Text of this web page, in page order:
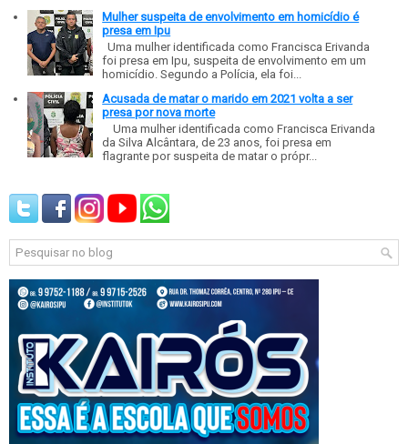
Mulher suspeita de envolvimento em homicídio é
presa em Ipu
Uma mulher identificada como Francisca Erivanda
foi presa em Ipu, suspeita de envolvimento em um
homicídio. Segundo a Polícia, ela foi...
Acusada de matar o marido em 2021 volta a ser
presa por nova morte
Uma mulher identificada como Francisca Erivanda
da Silva Alcântara, de 23 anos, foi presa em
flagrante por suspeita de matar o própr...